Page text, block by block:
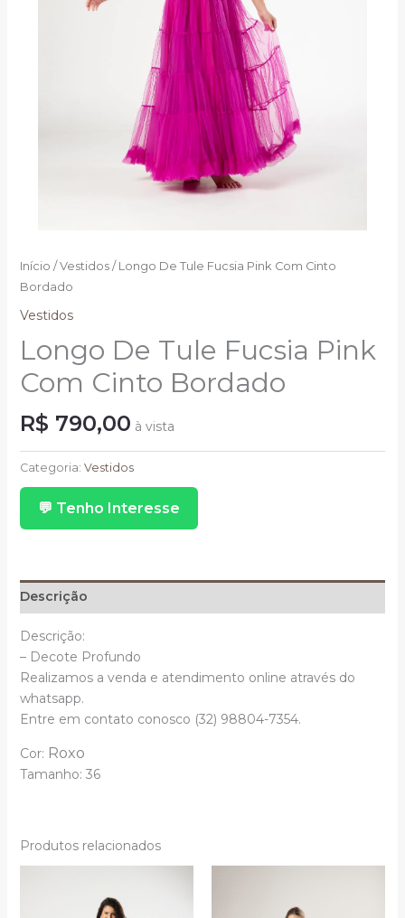
Início / Vestidos/ Longo De Tule Fucsia Pink Com Cinto
Bordado
Vestidos
Longo De Tule Fucsia Pink
Com Cinto Bordado
R$ 790,00 à vista
Longo
De
Tule
Fucsia
Pink
Bordado
quantidade
Categoria: Vestidos
💬 Tenho Interesse
Descrição
Descrição:
– Decote Profundo
Realizamos a venda e atendimento online através do
whatsapp.
Entre em contato conosco (32) 98804-7354.
Cor: Roxo
Tamanho: 36
Produtos relacionados